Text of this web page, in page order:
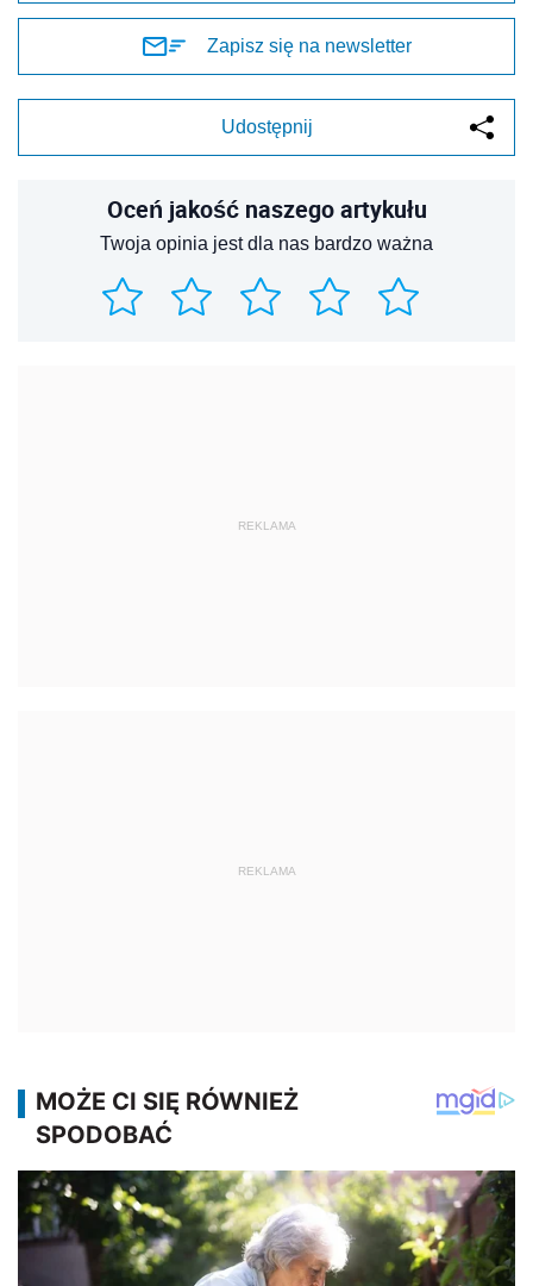
Zapisz się na newsletter
Udostępnij
Oceń jakość naszego artykułu
Twoja opinia jest dla nas bardzo ważna
REKLAMA
REKLAMA